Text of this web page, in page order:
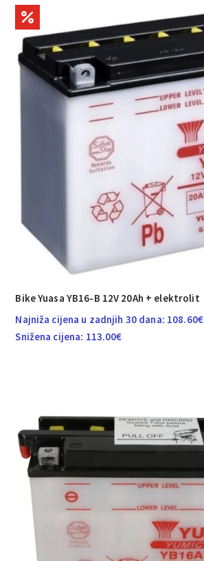
Bike Yuasa YB16-B 12V 20Ah + elektrolit
Najniža cijena u zadnjih 30 dana: 108.60€
Snižena cijena: 113.00€